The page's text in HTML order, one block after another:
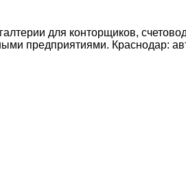
для конторщиков,
предприятиями. Краснодар: